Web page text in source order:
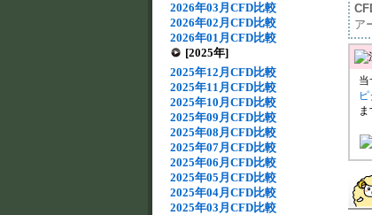
2026年03月CFD比較
2026年02月CFD比較
2026年01月CFD比較
[2025年]
2025年12月CFD比較
2025年11月CFD比較
2025年10月CFD比較
2025年09月CFD比較
2025年08月CFD比較
2025年07月CFD比較
2025年06月CFD比較
2025年05月CFD比較
2025年04月CFD比較
2025年03月CFD比較
ア
当